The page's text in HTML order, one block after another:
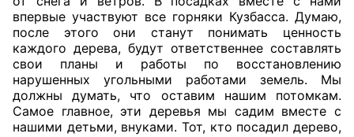
Комиссии
Экспертный совет ОП КО
Совет ОП КО
Общественный штаб
впервые участвуют все горняки Кузбасса. Думаю,
после этого они станут понимать ценность
каждого дерева, будут ответственнее составлять
свои планы и работы по восстановлению
нарушенных угольными работами земель. Мы
должны думать, что оставим нашим потомкам.
Самое главное, эти деревья мы садим вместе с
нашими детьми, внуками. Тот, кто посадил дерево,